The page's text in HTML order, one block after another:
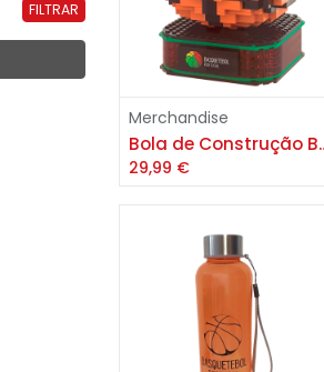
FILTRAR
Adicionar
Merchandise
Bola de
29,99 €